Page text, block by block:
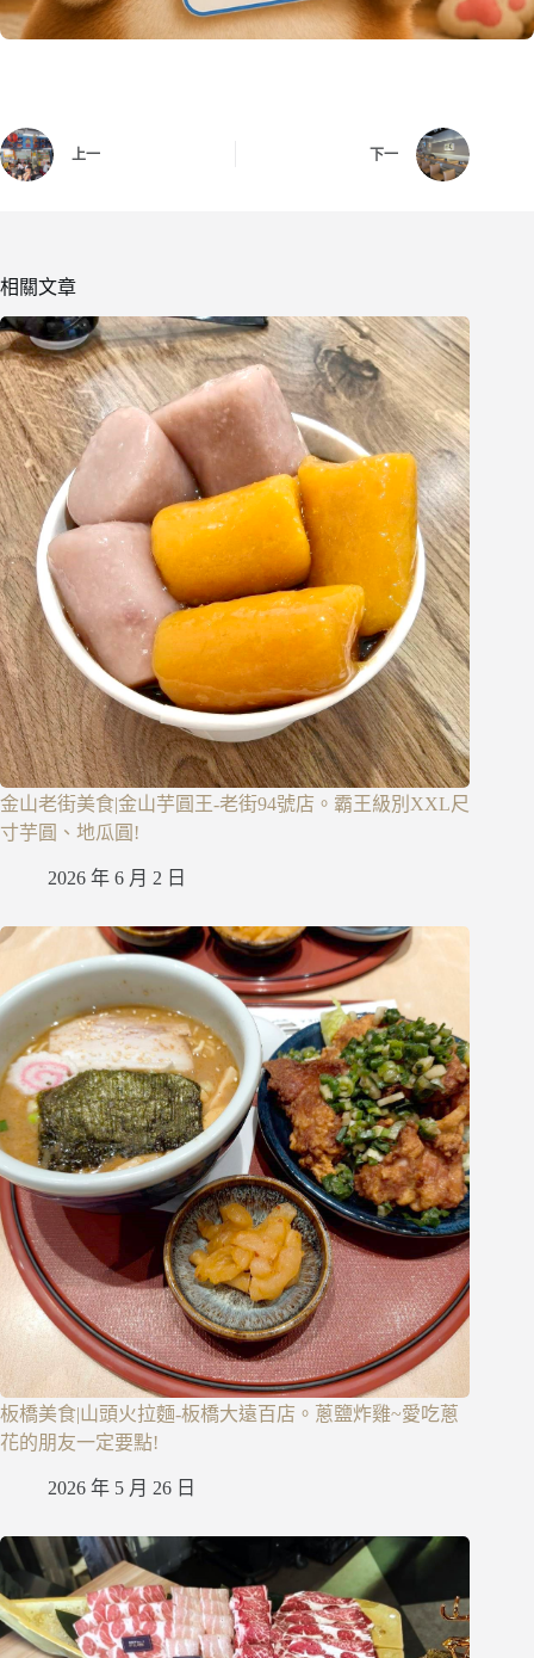
上一 下一
相關文章
金山老街美食|金山芋圓王-老街94號店。霸王級別XXL尺
寸芋圓、地瓜圓!
2026 年 6 月 2 日
板橋美食|山頭火拉麵-板橋大遠百店。蔥鹽炸雞~愛吃蔥
花的朋友一定要點!
2026 年 5 月 26 日